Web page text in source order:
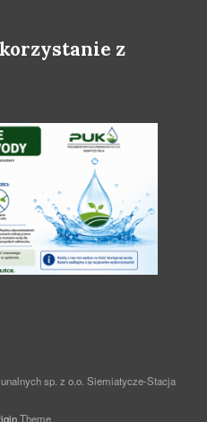
z
sp. z o.o. Siemiatycze-Stacja
Theme